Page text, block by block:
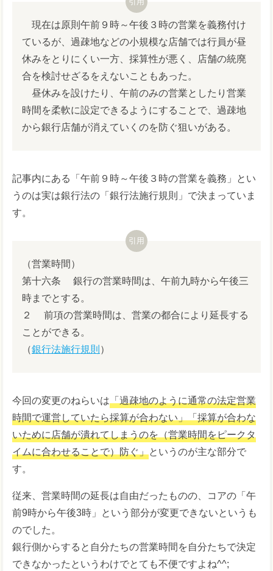
現在は原則午前９時～午後３時の営業を義務付け
ているが、過疎地などの小規模な店舗では行員が昼
休みをとりにくい一方、採算性が悪く、店舗の統廃
合を検討せざるをえないこともあった。
昼休みを設けたり、午前のみの営業としたり営業
時間を柔軟に設定できるようにすることで、過疎地
から銀行店舗が消えていくのを防ぐ狙いがある。
記事内にある「午前９時～午後３時の営業を義務」とい
うのは実は銀行法の「銀行法施行規則」で決まっていま
す。
（営業時間）
第十六条 銀行の営業時間は、午前九時から午後三
時までとする。
２ 前項の営業時間は、営業の都合により延長する
ことができる。
（銀行法施行規則 ）
今回の変更のねらいは 「過疎地のように通常の法定営業
時間で運営していたら採算が合わない」「採算が合わな
いために店舗が潰れてしまうのを（営業時間をピークタ
イムに合わせることで）防ぐ」
というのが主な部分で
す。
従来、営業時間の延長は自由だったものの、コアの「午
前9時から午後3時」という部分が変更できないというも
のでした。
銀行側からすると自分たちの営業時間を自分たちで決定
できなかったというわけでとても不便ですよね^^;